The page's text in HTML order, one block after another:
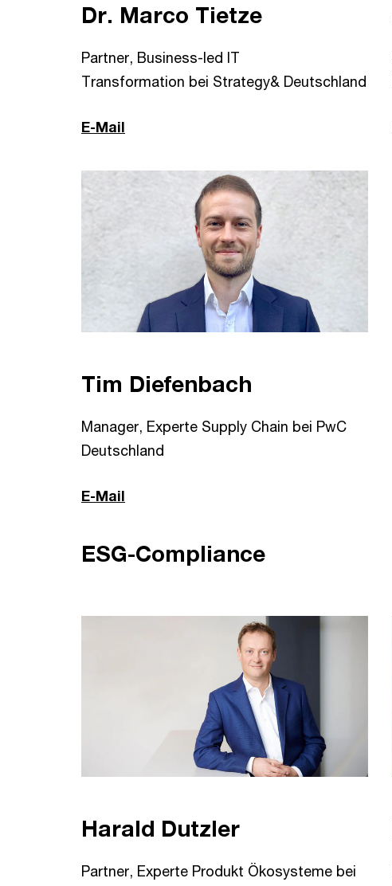
Dr. Marco Tietze
Partner, Business-led IT
Transformation bei Strategy& Deutschland
E-Mail
Tim Diefenbach
Manager, Experte Supply Chain bei PwC
Deutschland
E-Mail
ESG-Compliance
Harald Dutzler
Partner, Experte Produkt Ökosysteme bei